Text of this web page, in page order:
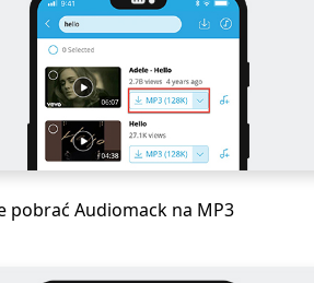
pobrać Audiomack na MP3